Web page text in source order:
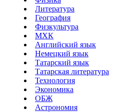
Литература
География
Физкультура
МХК
Английский язык
Немецкий язык
Татарский язык
Татарская литература
Технология
Экономика
ОБЖ
Астрономия